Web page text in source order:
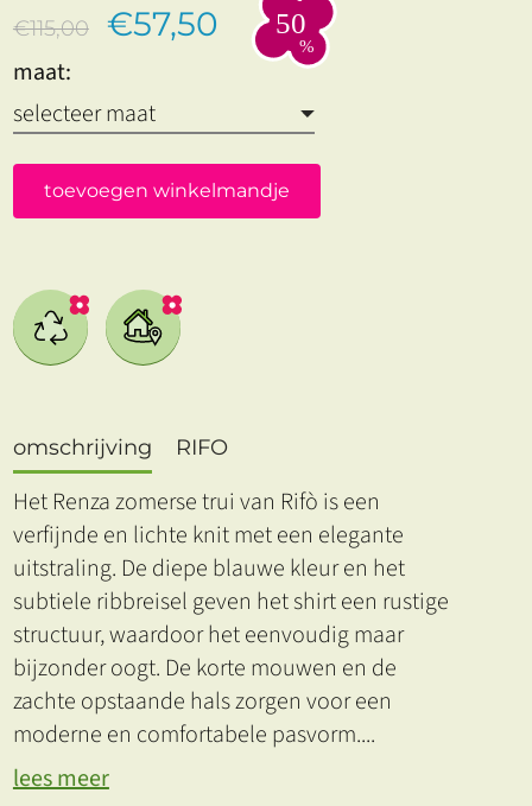
€115,00 €57,50
maat:
toevoegen winkelmandje
omschrijving RIFO
Het Renza zomerse trui van Rifò is een
verfijnde en lichte knit met een elegante
uitstraling. De diepe blauwe kleur en het
subtiele ribbreisel geven het shirt een rustige
structuur, waardoor het eenvoudig maar
bijzonder oogt. De korte mouwen en de
zachte opstaande hals zorgen voor een
moderne en comfortabele pasvorm....
lees meer